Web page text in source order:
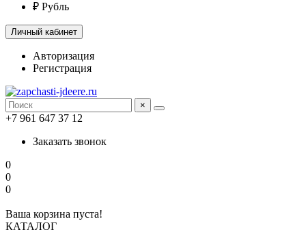
₽ Рубль
Личный кабинет
Авторизация
Регистрация
×
+7 961 647 37 12
Заказать звонок
0
0
0
Ваша корзина пуста!
КАТАЛОГ